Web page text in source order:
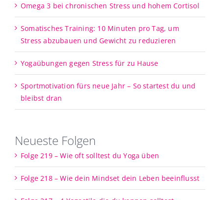
Omega 3 bei chronischen Stress und hohem Cortisol
Somatisches Training: 10 Minuten pro Tag, um
Stress abzubauen und Gewicht zu reduzieren
Yogaübungen gegen Stress für zu Hause
Sportmotivation fürs neue Jahr – So startest du und
bleibst dran
Neueste Folgen
Folge 219 – Wie oft solltest du Yoga üben
Folge 218 – Wie dein Mindset dein Leben beeinflusst